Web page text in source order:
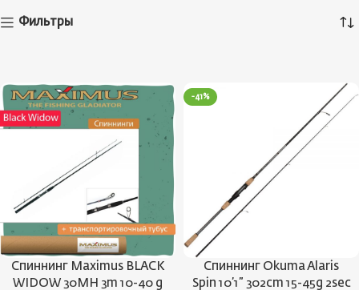
Фильтры
Спиннинг Maximus BLACK
WIDOW 30MH 3m 10-40 g
-41%
Спиннинг Okuma Alaris
Spin 10’1” 302cm 15-45g 2sec